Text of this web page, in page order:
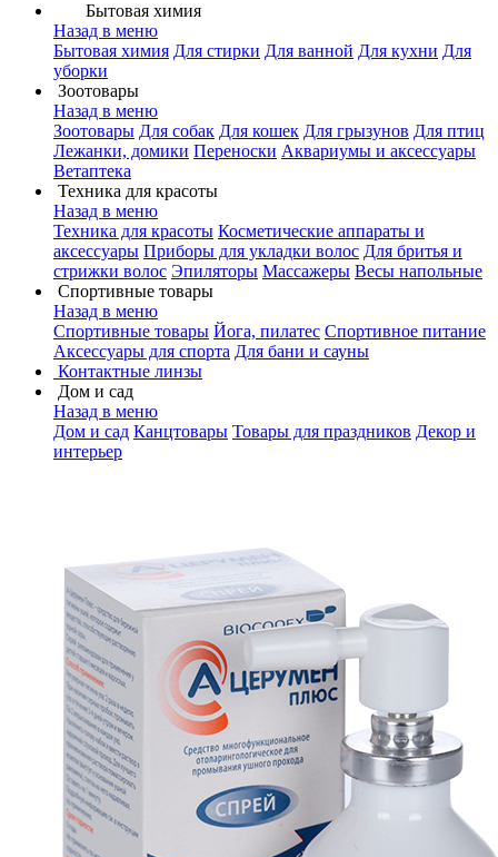
Бытовая химия
Назад в меню
Бытовая химия Для стирки Для ванной Для кухни Для
уборки
Зоотовары
Назад в меню
Зоотовары Для собак Для кошек Для грызунов Для птиц
Лежанки, домики Переноски Аквариумы и аксессуары
Ветаптека
Техника для красоты
Назад в меню
Техника для красоты Косметические аппараты и
аксессуары Приборы для укладки волос Для бритья и
стрижки волос Эпиляторы Массажеры Весы напольные
Спортивные товары
Назад в меню
Спортивные товары Йога, пилатес Спортивное питание
Аксессуары для спорта Для бани и сауны
Контактные линзы
Дом и сад
Назад в меню
Дом и сад Канцтовары Товары для праздников Декор и
интерьер